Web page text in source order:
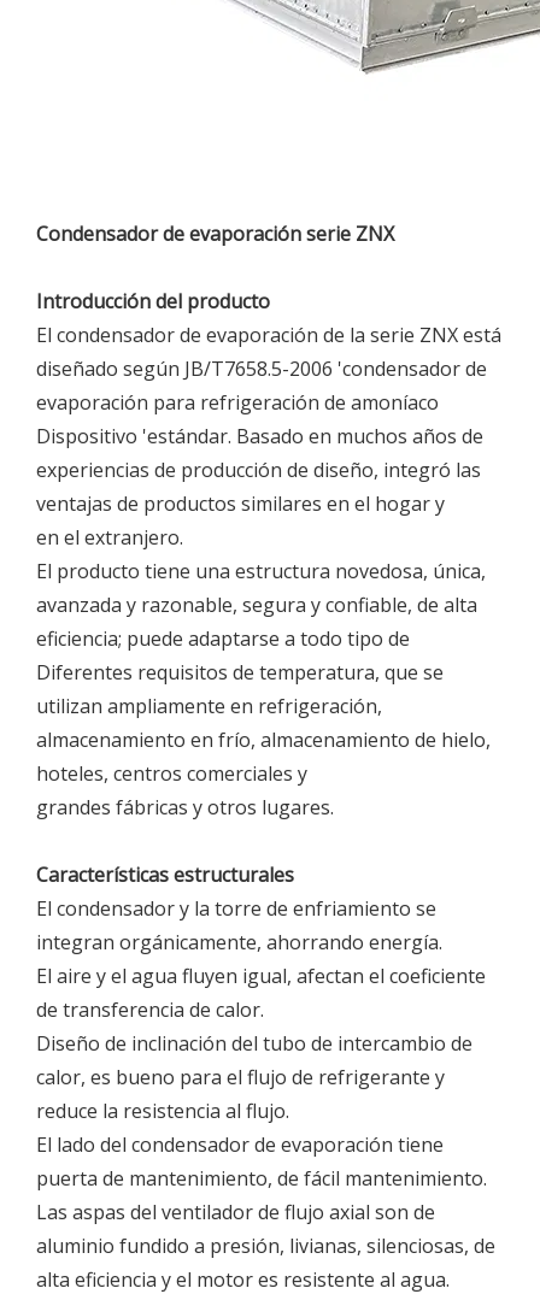
Condensador de evaporación serie ZNX
Introducción del producto
El condensador de evaporación de la serie ZNX está
diseñado según JB/T7658.5-2006 'condensador de
evaporación para refrigeración de amoníaco
Dispositivo 'estándar. Basado en muchos años de
experiencias de producción de diseño, integró las
ventajas de productos similares en el hogar y
en el extranjero.
El producto tiene una estructura novedosa, única,
avanzada y razonable, segura y confiable, de alta
eficiencia; puede adaptarse a todo tipo de
Diferentes requisitos de temperatura, que se
utilizan ampliamente en refrigeración,
almacenamiento en frío, almacenamiento de hielo,
hoteles, centros comerciales y
grandes fábricas y otros lugares.
Características estructurales
El condensador y la torre de enfriamiento se
integran orgánicamente, ahorrando energía.
El aire y el agua fluyen igual, afectan el coeficiente
de transferencia de calor.
Diseño de inclinación del tubo de intercambio de
calor, es bueno para el flujo de refrigerante y
reduce la resistencia al flujo.
El lado del condensador de evaporación tiene
puerta de mantenimiento, de fácil mantenimiento.
Las aspas del ventilador de flujo axial son de
aluminio fundido a presión, livianas, silenciosas, de
alta eficiencia y el motor es resistente al agua.